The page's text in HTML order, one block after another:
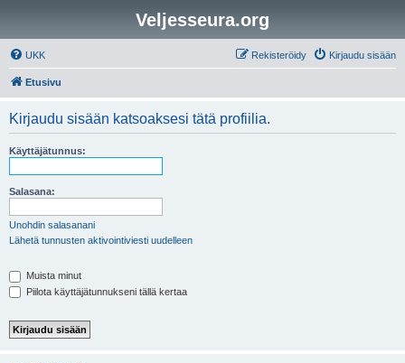
Veljesseura.org
UKK Kirjaudu sisään
Rekisteröidy
Etusivu
Kirjaudu sisään katsoaksesi tätä profiilia.
Käyttäjätunnus:
Salasana:
Unohdin salasanani
Lähetä tunnusten aktivointiviesti uudelleen
Muista minut
Piilota käyttäjätunnukseni tällä kertaa